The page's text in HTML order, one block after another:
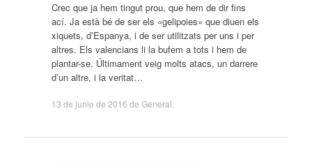
Crec que ja hem tingut prou, que hem de dir fins
ací. Ja està bé de ser els «gelipoies» que diuen els
xiquets, d’Espanya, i de ser utilitzats per uns i per
altres. Els valencians li la bufem a tots i hem de
plantar-se. Últimament veig molts atacs, un darrere
d’un altre, i la veritat…
13 de junio de 2016 de General